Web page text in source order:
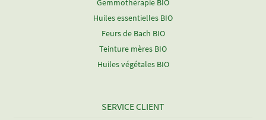
Gemmothérapie BIO
Huiles essentielles BIO
Feurs de Bach BIO
Teinture mères BIO
Huiles végétales BIO
SERVICE CLIENT